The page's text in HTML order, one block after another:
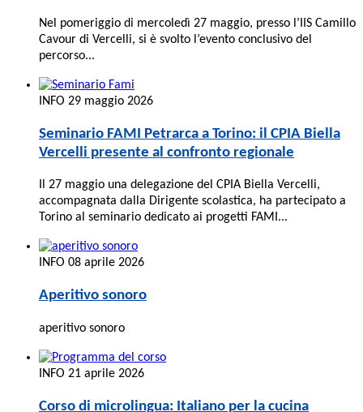
Nel pomeriggio di mercoledì 27 maggio, presso l’IIS Camillo
Cavour di Vercelli, si è svolto l’evento conclusivo del
percorso...
INFO 29 maggio 2026
Seminario FAMI Petrarca a Torino: il CPIA Biella
Vercelli presente al confronto regionale
Il 27 maggio una delegazione del CPIA Biella Vercelli,
accompagnata dalla Dirigente scolastica, ha partecipato a
Torino al seminario dedicato ai progetti FAMI...
INFO 08 aprile 2026
Aperitivo sonoro
aperitivo sonoro
INFO 21 aprile 2026
Corso di microlingua: Italiano per la cucina